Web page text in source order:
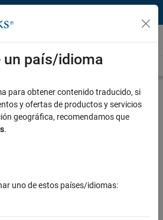
Series
with Simulink
Simulink
to design a simple system in a model,
analyze the simulation results. You’ll
Getting Started with Simulink for a
un país/idioma
para obtener contenido traducido, si
y ofertas de productos y servicios
geográfica, recomendamos que
.
uno de estos países/idiomas: